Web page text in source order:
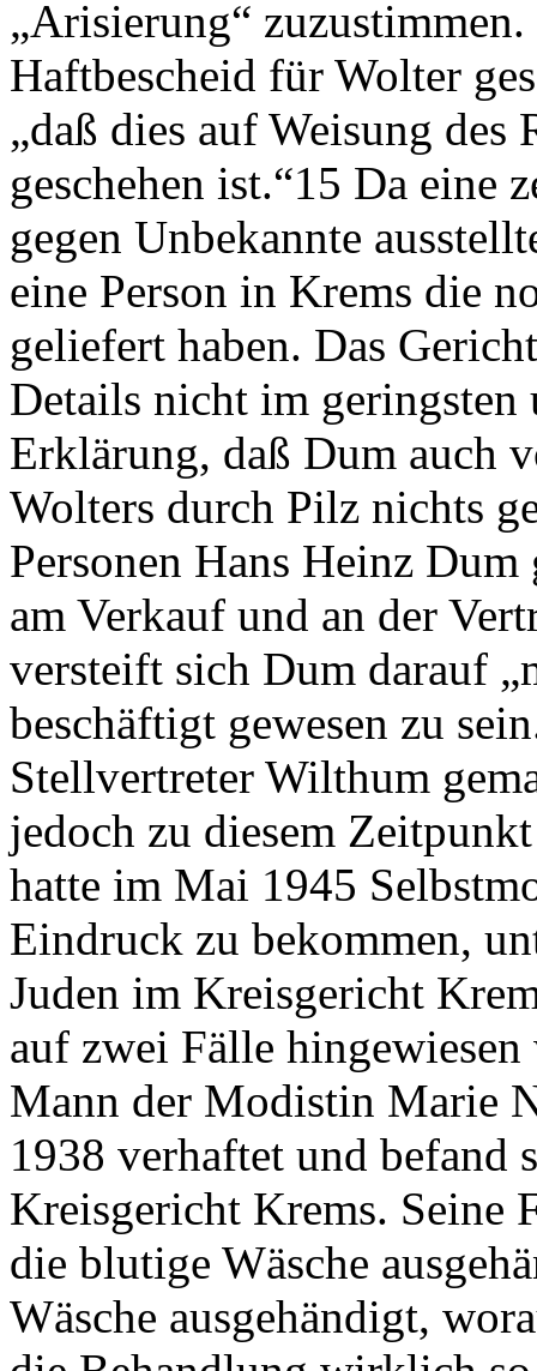
„Arisierung“
Haftbescheid für Wolter
„daß dies auf Weisung des
geschehen ist.“15 Da eine
gegen Unbekannte
eine Person in Krems die
geliefert haben. Das
Details nicht im geringsten
Erklärung, daß Dum auch
Wolters durch Pilz nichts
Personen Hans Heinz Dum
am Verkauf und an der
versteift sich Dum darauf
beschäftigt gewesen zu
Stellvertreter Wilthum
jedoch zu diesem
hatte im Mai 1945
Eindruck zu bekommen,
Juden im Kreisgericht
auf zwei Fälle
Mann der Modistin Marie
1938 verhaftet und befand
Kreisgericht Krems. Seine
die blutige Wäsche
Wäsche ausgehändigt,